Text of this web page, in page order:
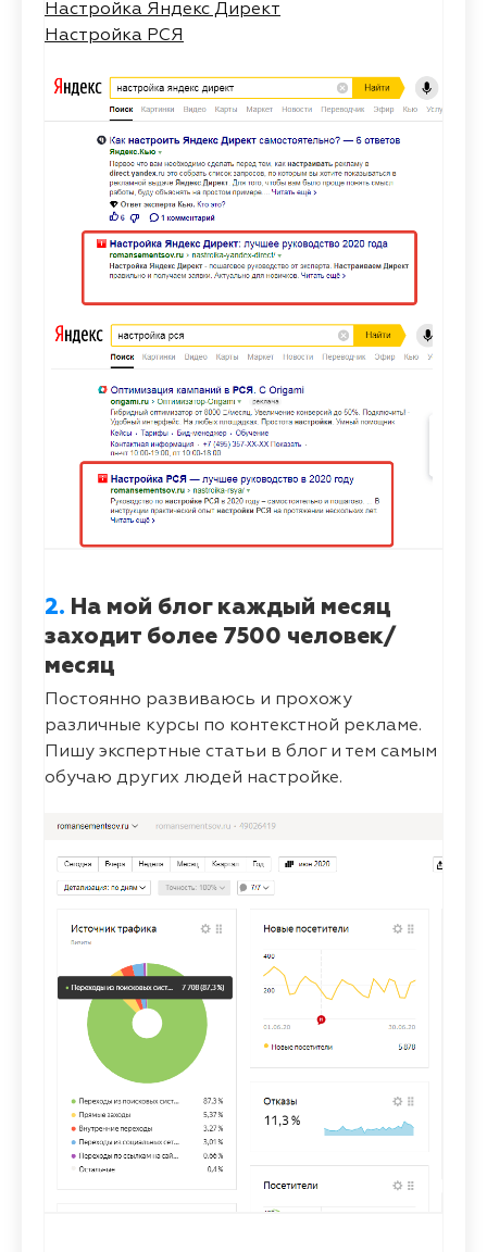
Настройка Яндекс Директ
Настройка РСЯ
2. На мой блог каждый месяц
заходит более 7500 человек/
месяц
Постоянно развиваюсь и прохожу
различные курсы по контекстной рекламе.
Пишу экспертные статьи в блог и тем самым
обучаю других людей настройке.